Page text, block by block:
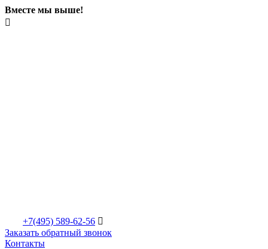
Вместе мы выше!

+7(495) 589-62-56 
Заказать обратный звонок
Контакты